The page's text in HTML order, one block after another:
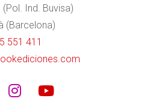
Ind. Buvisa)
(Barcelona)
551 411